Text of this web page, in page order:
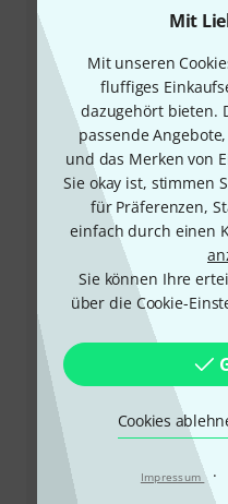
Mit
Mit unseren
fluffiges
dazugehört bieten.
passende
und das Merken von
Sie okay ist, stimmen
für Präferenzen,
einfach durch einen
Sie können Ihre
über die Cookie-
Cookies
Impressum ·
+49-
Unser Thomann Team
allen Fragen und
Kundennummer
Öffnungszeiten
Rückruf vereinbaren
Mehr
Produkt